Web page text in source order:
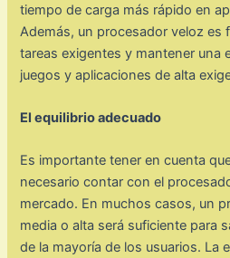
tiempo de carga más rápido en
Además, un procesador veloz es
tareas exigentes y mantener una
juegos y aplicaciones de alta
El equilibrio adecuado
Es importante tener en cuenta
necesario contar con el
mercado. En muchos casos, un
media o alta será suficiente para
de la mayoría de los usuarios. La